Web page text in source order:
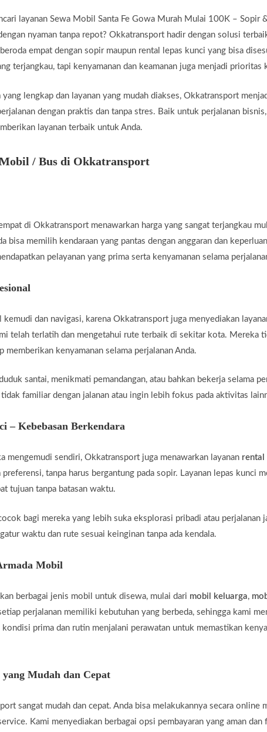
layanan Sewa Mobil Santa Fe Gowa Murah Mulai 100K – Sopir
nyaman tanpa repot? Okkatransport hadir dengan solusi
empat dengan sopir maupun rental lepas kunci yang bisa
terjangkau, tapi kenyamanan dan keamanan juga menjadi prioritas
yang lengkap dan layanan yang mudah diakses, Okkatransport
dengan praktis dan tanpa stres. Baik untuk perjalanan
layanan terbaik untuk Anda.
/ Bus di Okkatransport
di Okkatransport menawarkan harga yang sangat terjangkau
bisa memilih kendaraan yang pantas dengan anggaran dan
pelayanan yang prima serta kenyamanan selama
dan navigasi, karena Okkatransport juga menyediakan
telah terlatih dan mengetahui rute terbaik di sekitar kota. Mereka
memberikan kenyamanan selama perjalanan Anda.
santai, menikmati pemandangan, atau bahkan bekerja selama
familiar dengan jalanan atau ingin lebih fokus pada aktivitas
– Kebebasan Berkendara
mengemudi sendiri, Okkatransport juga menawarkan layanan rental
preferensi, tanpa harus bergantung pada sopir. Layanan lepas kunci
tujuan tanpa batasan waktu.
bagi mereka yang lebih suka eksplorasi pribadi atau
waktu dan rute sesuai keinginan tanpa ada kendala.
Mobil
berbagai jenis mobil untuk disewa, mulai dari mobil keluarga,
perjalanan memiliki kebutuhan yang berbeda, sehingga kami
prima dan rutin menjalani perawatan untuk memastikan
yang Mudah dan Cepat
sangat mudah dan cepat. Anda bisa melakukannya secara
Kami menyediakan berbagai opsi pembayaran yang aman